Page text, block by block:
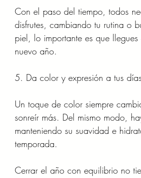
Con el paso del tiempo, todos
disfrutes, cambiando tu rutina o
piel, lo importante es que
nuevo año.
5. Da color y expresión a tus días
Un toque de color siempre
sonreír más. Del mismo modo,
manteniendo su suavidad e
temporada.
Cerrar el año con equilibrio no